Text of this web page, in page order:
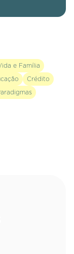
e Família
Crédito